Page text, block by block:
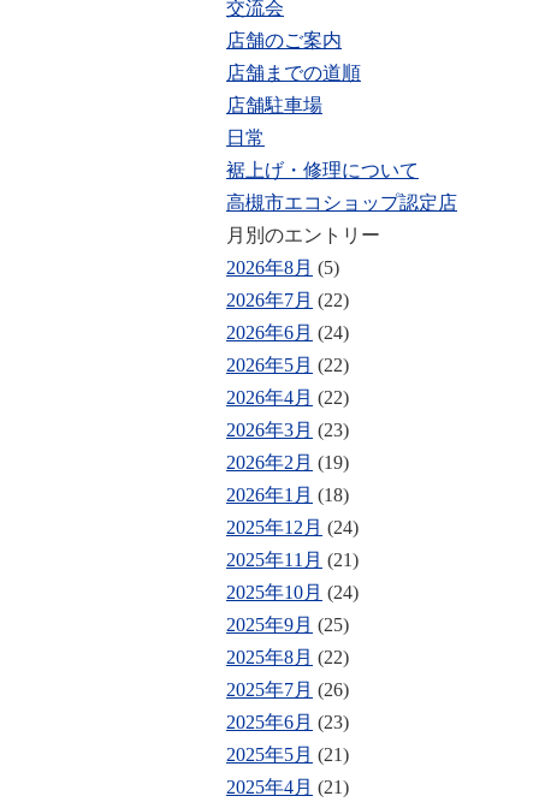
交流会
店舗のご案内
店舗までの道順
店舗駐車場
日常
裾上げ・修理について
高槻市エコショップ認定店
月別のエントリー
2026年8月 (5)
2026年7月 (22)
2026年6月 (24)
2026年5月 (22)
2026年4月 (22)
2026年3月 (23)
2026年2月 (19)
2026年1月 (18)
2025年12月 (24)
2025年11月 (21)
2025年10月 (24)
2025年9月 (25)
2025年8月 (22)
2025年7月 (26)
2025年6月 (23)
2025年5月 (21)
2025年4月 (21)